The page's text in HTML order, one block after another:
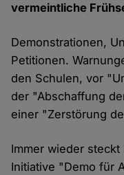
vermeintliche
Demonstrationen,
Petitionen.
den Schulen, vor
der "Abschaffung
einer "Zerstörung
Immer wieder
Initiative "Demo für